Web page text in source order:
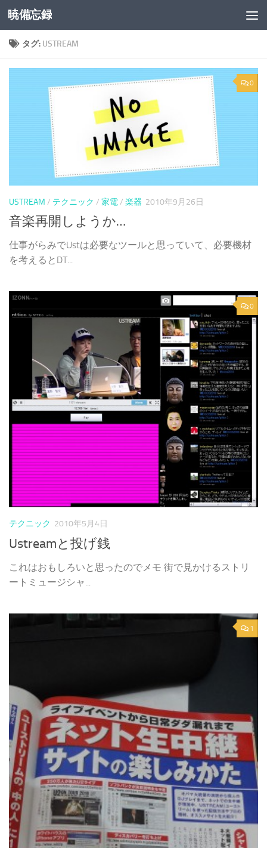
コンテンツへスキップ
暁備忘録
タグ: USTREAM
0
USTREAM / テクニック / 家電/ 楽器 2010年9月26日
音楽再開しようか…
仕事がらみでUstは必要なツールと思っていて、必要機材
を考えるとDT...
0
テクニック 2010年5月4日
Ustreamと投げ銭
これはおもしろいと思ったのでメモ 街で見かけるストリ
ートミュージシャ...
1